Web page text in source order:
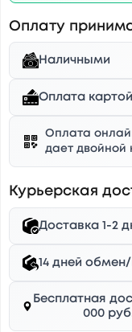
Оплату
Наличными
Оплата
Оплата
дает двойной
Курьерская
Доставка 1-2
14 дней
Бесплатная
000